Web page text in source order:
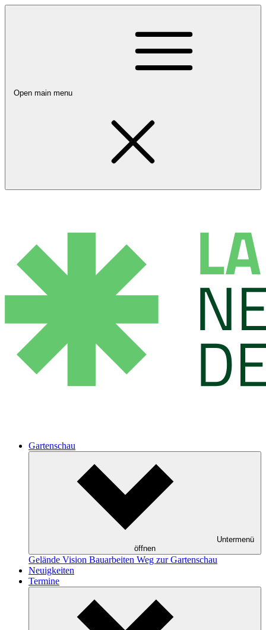
Open main menu
Gartenschau
Untermenü
öffnen
Gelände Vision Bauarbeiten Weg zur Gartenschau
Neuigkeiten
Termine